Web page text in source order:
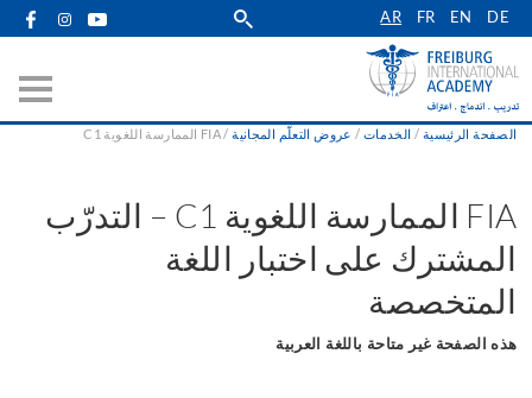
Skip
navigation
DE
EN
FR
AR
الصفحة الرئيسية الخدمات عروض التعلّم المجانية FIA الممارسة اللغوية C1
FIA الممارسة اللغوية C1 – التدرّب
المشترك على اختبار اللغة
المتخصصة
هذه الصفحة غير متاحة باللغة العربية